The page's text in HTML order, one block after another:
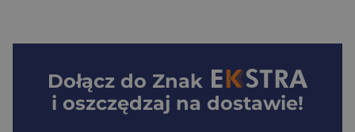
Dołącz do Znak
i oszczędzaj na dostawie!